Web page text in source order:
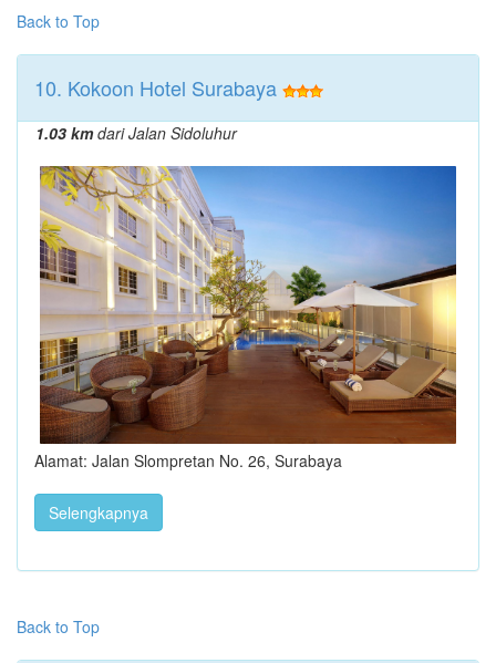
Back to Top
10. Kokoon Hotel Surabaya
1.03 kmdari Jalan Sidoluhur
Alamat: Jalan Slompretan No. 26, Surabaya
Selengkapnya
Back to Top